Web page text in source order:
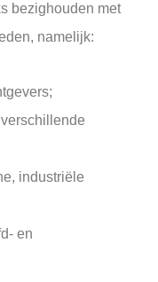
bezighouden met
namelijk:
industriële
en